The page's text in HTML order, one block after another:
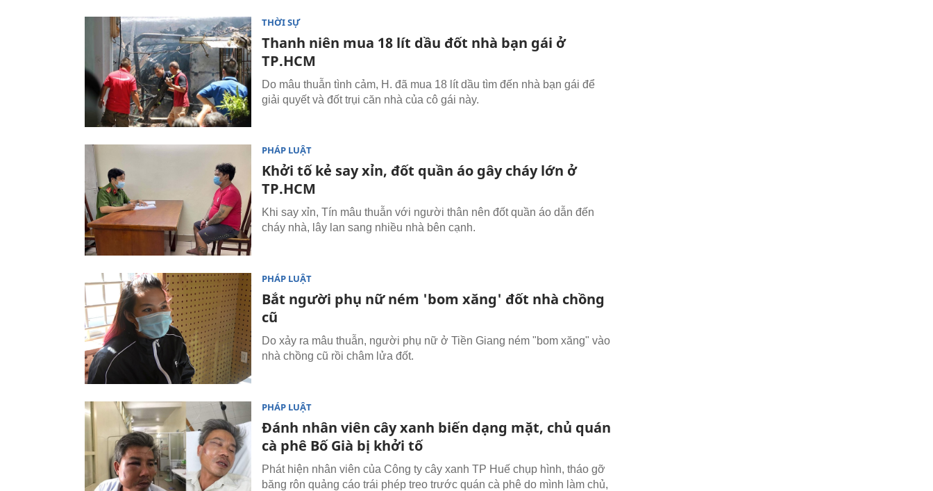
THỜI SỰ
Thanh niên mua 18 lít dầu đốt nhà bạn gái ở
TP.HCM
Do mâu thuẫn tình cảm, H. đã mua 18 lít dầu tìm đến nhà bạn gái để
giải quyết và đốt trụi căn nhà của cô gái này.
PHÁP LUẬT
Khởi tố kẻ say xỉn, đốt quần áo gây cháy lớn ở
TP.HCM
Khi say xỉn, Tín mâu thuẫn với người thân nên đốt quần áo dẫn đến
cháy nhà, lây lan sang nhiều nhà bên cạnh.
PHÁP LUẬT
Bắt người phụ nữ ném 'bom xăng' đốt nhà chồng
cũ
Do xảy ra mâu thuẫn, người phụ nữ ở Tiền Giang ném "bom xăng" vào
nhà chồng cũ rồi châm lửa đốt.
PHÁP LUẬT
Đánh nhân viên cây xanh biến dạng mặt, chủ quán
cà phê Bố Già bị khởi tố
Phát hiện nhân viên của Công ty cây xanh TP Huế chụp hình, tháo gỡ
băng rôn quảng cáo trái phép treo trước quán cà phê do mình làm chủ,